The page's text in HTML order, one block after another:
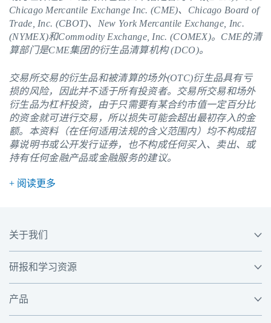
Chicago Mercantile Exchange Inc. (CME)、Chicago Board of
Trade, Inc. (CBOT)、New York Mercantile Exchange, Inc.
(NYMEX)和Commodity Exchange, Inc. (COMEX)。 CME的清
算部门是CME集团的衍生品清算机构 (DCO)。
交易所交易的衍生品和被清算的场外(OTC)衍生品具有亏
损的风险，因此并不适于所有投资者。交易所交易和场外
衍生品为杠杆投资，由于只需要有某合约市值一定百分比
的资金就可进行交易，所以损失可能会超出最初存入的金
额。本资料（在任何适用法规的含义范围内）均不构成招
募说明书或公开发行证券，也不构成任何买入、卖出、或
持有任何金融产品或金融服务的建议。
+ 阅读更多
关于我们
研报和学习资源
产品